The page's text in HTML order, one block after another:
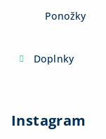
Ponožky
Doplnky
Instagram